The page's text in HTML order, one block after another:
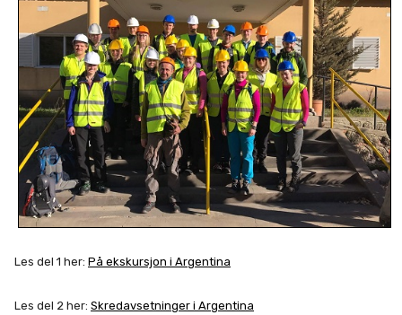
Les del 1 her: På ekskursjon i Argentina
Les del 2 her: Skredavsetninger i Argentina